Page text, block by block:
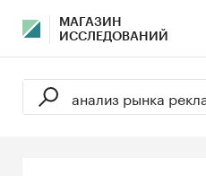
МАГАЗИН
ИССЛЕДОВАНИЙ